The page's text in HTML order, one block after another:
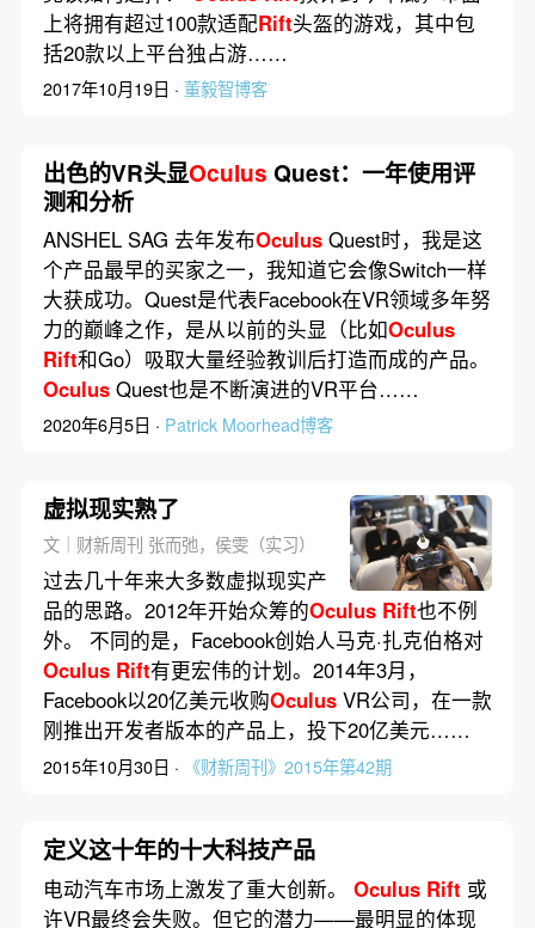
上将拥有超过100款适配Rift头盔的游戏，其中包
括20款以上平台独占游……
2017年10月19日 · 董毅智博客
出色的VR头显Oculus Quest：一年使用评
测和分析
ANSHEL SAG 去年发布OculusQuest时，我是这
个产品最早的买家之一，我知道它会像Switch一样
大获成功。Quest是代表Facebook在VR领域多年努
力的巅峰之作，是从以前的头显（比如Oculus
Rift和Go）吸取大量经验教训后打造而成的产品。
OculusQuest也是不断演进的VR平台……
2020年6月5日 · Patrick Moorhead博客
虚拟现实熟了
文｜财新周刊 张而弛，侯雯（实习）
过去几十年来大多数虚拟现实产
品的思路。2012年开始众筹的Oculus Rift也不例
外。 不同的是，Facebook创始人马克·扎克伯格对
Oculus Rift有更宏伟的计划。2014年3月，
Facebook以20亿美元收购OculusVR公司，在一款
刚推出开发者版本的产品上，投下20亿美元……
2015年10月30日 · 《财新周刊》2015年第42期
定义这十年的十大科技产品
电动汽车市场上激发了重大创新。 Oculus Rift 或
许VR最终会失败。但它的潜力——最明显的体现